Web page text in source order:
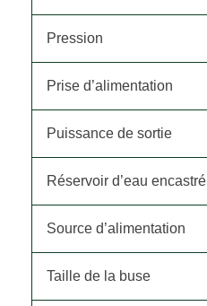
Pression
Prise d’alimentation
Puissance de sortie
Réservoir d’eau encastré
Source d’alimentation
Taille de la buse